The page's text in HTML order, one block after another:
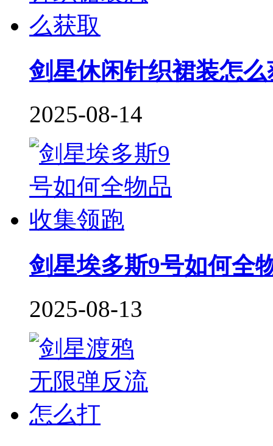
剑星休闲针织裙装怎么
2025-08-14
剑星埃多斯9号如何全
2025-08-13